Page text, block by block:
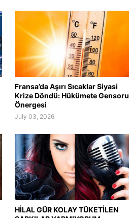
Fransa’da Aşırı Sıcaklar Siyasi
Krize Döndü: Hükümete Gensoru
Önergesi
July 03, 2026
HİLAL GÜR KOLAY TÜKETİLEN